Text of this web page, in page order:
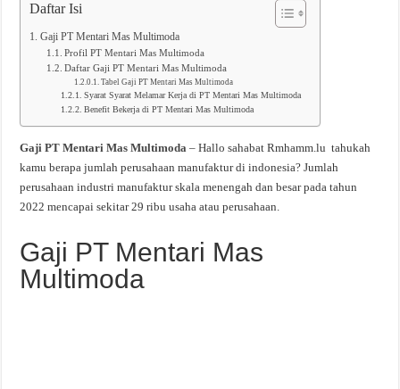
Daftar Isi
Gaji PT Mentari Mas Multimoda
Profil PT Mentari Mas Multimoda
Daftar Gaji PT Mentari Mas Multimoda
Tabel Gaji PT Mentari Mas Multimoda
Syarat Syarat Melamar Kerja di PT Mentari Mas Multimoda
Benefit Bekerja di PT Mentari Mas Multimoda
Gaji PT Mentari Mas Multimoda – Hallo sahabat Rmhamm.lu tahukah
kamu berapa jumlah perusahaan manufaktur di indonesia? Jumlah
perusahaan industri manufaktur skala menengah dan besar pada tahun
2022 mencapai sekitar 29 ribu usaha atau perusahaan.
Gaji PT Mentari Mas
Multimoda